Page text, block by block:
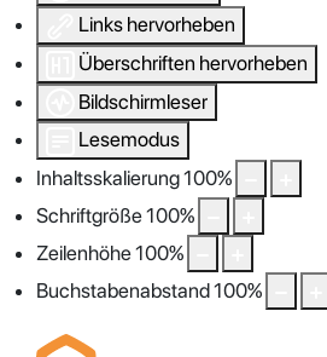
Links hervorheben
Überschriften hervorheben
Bildschirmleser
Lesemodus
Inhaltsskalierung100%
Schriftgröße100%
Zeilenhöhe100%
Buchstabenabstand100%